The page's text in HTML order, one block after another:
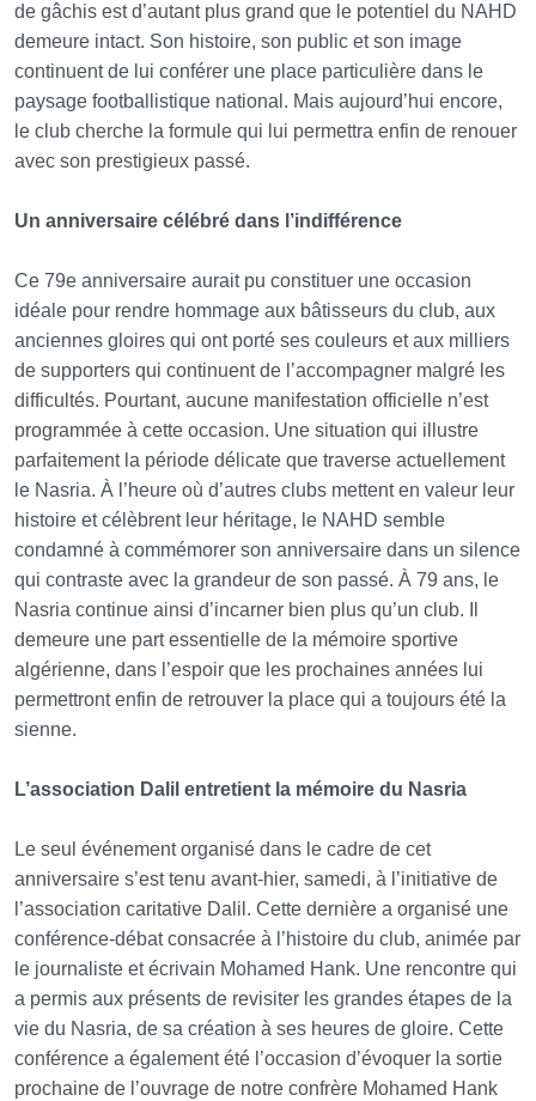
de gâchis est d’autant plus grand que le potentiel du NAHD
demeure intact. Son histoire, son public et son image
continuent de lui conférer une place particulière dans le
paysage footballistique national. Mais aujourd’hui encore,
le club cherche la formule qui lui permettra enfin de renouer
avec son prestigieux passé.
Un anniversaire célébré dans l’indifférence
Ce 79e anniversaire aurait pu constituer une occasion
idéale pour rendre hommage aux bâtisseurs du club, aux
anciennes gloires qui ont porté ses couleurs et aux milliers
de supporters qui continuent de l’accompagner malgré les
difficultés. Pourtant, aucune manifestation officielle n’est
programmée à cette occasion. Une situation qui illustre
parfaitement la période délicate que traverse actuellement
le Nasria. À l’heure où d’autres clubs mettent en valeur leur
histoire et célèbrent leur héritage, le NAHD semble
condamné à commémorer son anniversaire dans un silence
qui contraste avec la grandeur de son passé. À 79 ans, le
Nasria continue ainsi d’incarner bien plus qu’un club. Il
demeure une part essentielle de la mémoire sportive
algérienne, dans l’espoir que les prochaines années lui
permettront enfin de retrouver la place qui a toujours été la
sienne.
L’association Dalil entretient la mémoire du Nasria
Le seul événement organisé dans le cadre de cet
anniversaire s’est tenu avant-hier, samedi, à l’initiative de
l’association caritative Dalil. Cette dernière a organisé une
conférence-débat consacrée à l’histoire du club, animée par
le journaliste et écrivain Mohamed Hank. Une rencontre qui
a permis aux présents de revisiter les grandes étapes de la
vie du Nasria, de sa création à ses heures de gloire. Cette
conférence a également été l’occasion d’évoquer la sortie
prochaine de l’ouvrage de notre confrère Mohamed Hank